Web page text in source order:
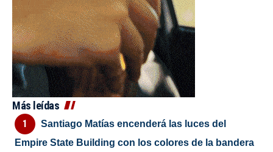
Más leídas
Santiago Matías encenderá las luces del
Empire State Building con los colores de la bandera